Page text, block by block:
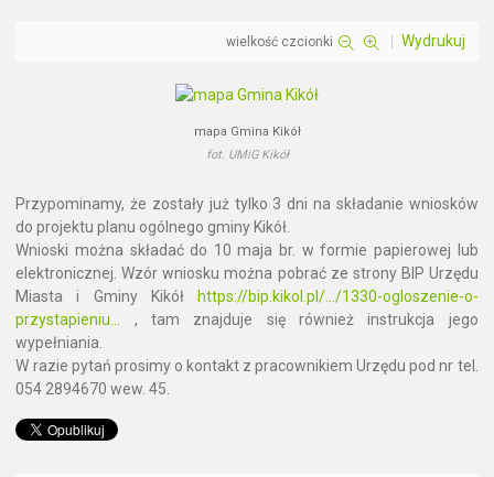
wielkość czcionki Wydrukuj
mapa Gmina Kikół
fot. UMiG Kikół
Przypominamy, że zostały już tylko 3 dni na składanie wniosków
do projektu planu ogólnego gminy Kikół.
Wnioski można składać do 10 maja br. w formie papierowej lub
elektronicznej. Wzór wniosku można pobrać ze strony BIP Urzędu
Miasta i Gminy Kikół
https://bip.kikol.pl/.../1330-ogloszenie-o-
przystapieniu... , tam znajduje się również instrukcja jego
wypełniania.
W razie pytań prosimy o kontakt z pracownikiem Urzędu pod nr tel.
054 2894670 wew. 45.